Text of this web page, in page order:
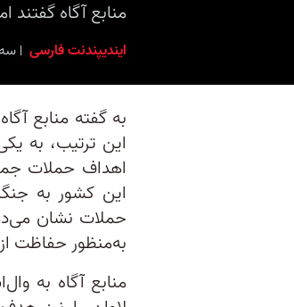
منابع آگاه گفتند
ایندیپندنت فارسی سه شنبه ۲۲
به گفته منابع
این ترتیب، به
اهداف حملات
این کشور به
حملات نشان
به‌منظور حفاظت
منابع آگاه به